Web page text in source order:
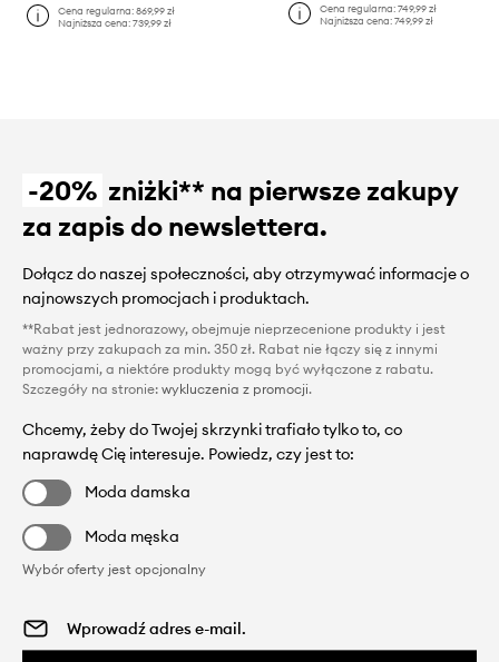
Cena regularna:869,99 zł
Najniższa cena:739,99 zł
Cena regularna: 749,99 zł
Najniższa cena: 749,99 zł
-20% zniżki** na pierwsze zakupy
za zapis do newslettera.
Dołącz do naszej społeczności, aby otrzymywać informacje o
najnowszych promocjach i produktach.
**Rabat jest jednorazowy, obejmuje nieprzecenione produkty i jest
ważny przy zakupach za min. 350 zł. Rabat nie łączy się z innymi
promocjami, a niektóre produkty mogą być wyłączone z rabatu.
Szczegóły na stronie: wykluczenia z promocji.
Chcemy, żeby do Twojej skrzynki trafiało tylko to, co
naprawdę Cię interesuje. Powiedz, czy jest to:
Moda damska
Moda męska
Wybór oferty jest opcjonalny